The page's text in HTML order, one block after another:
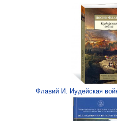
Флавий И. Иудейская